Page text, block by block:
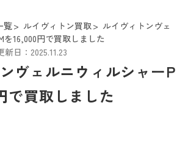
覧 ルイヴィトン買取
ルイヴィトンヴェ
を16,000円で買取しました
新日：2025.11.23
ヴェルニウィルシャーP
で買取しました